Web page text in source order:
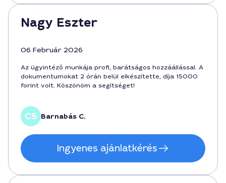
Nagy Eszter
06 Február 2026
Az ügyintéző munkája profi, barátságos hozzáállással. A
dokumentumokat 2 órán belül elkészítette, díja 15000
forint volt. Köszönöm a segítséget!
Barnabás C.
Ingyenes ajánlatkérés